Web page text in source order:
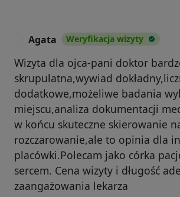
Agata Weryfikacja wizyty
Wizyta dla ojca-pani doktor
skrupulatna,wywiad
dodatkowe,możeliwe badania
miejscu,analiza dokumentacji
w końcu skuteczne skierowanie
rozczarowanie,ale to opinia dla
placówki.Polecam jako córka
sercem. Cena wizyty i długość
zaangażowania lekarza